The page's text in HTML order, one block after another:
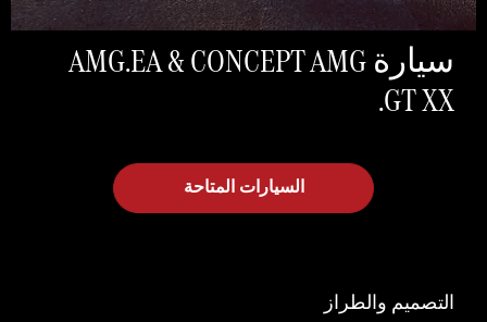
سيارة AMG.EA & CONCEPT AMG
GT XX.
السيارات المتاحة
التصميم والطراز